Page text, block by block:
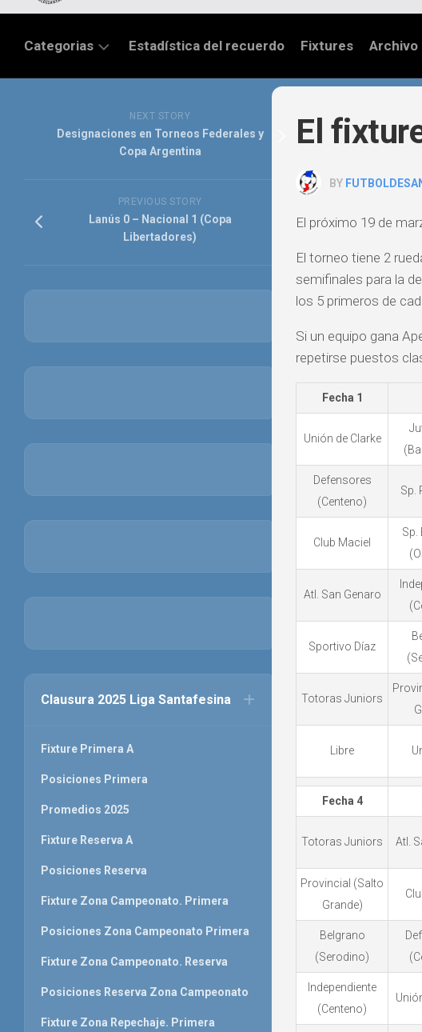
Categorias
PRIMERA
INTERNACIONAL
Estadística del recuerdo Fixtures Archivo
El
BY
El próximo 19 de
El torneo tiene 2
semifinales para la
los 5 primeros de
Si un equipo gana
repetirse puestos
Fecha 1
Unión de Clarke
Defensores
(Centeno)
Sp.
Club Maciel
Sp.
Atl. San Genaro
Sportivo Díaz
Totoras Juniors
Libre
Fecha 4
Totoras Juniors Atl.
Provincial (Salto
Grande)
Belgrano
(Serodino)
Independiente
(Centeno)
NEXT STORY
Designaciones en Torneos Federales y
Copa Argentina
PREVIOUS STORY
Lanús 0 – Nacional 1 (Copa
Libertadores)
Clausura 2025 Liga Santafesina
Fixture Primera A
Posiciones Primera
Promedios 2025
Fixture Reserva A
Posiciones Reserva
Fixture Zona Campeonato. Primera
Posiciones Zona Campeonato Primera
Fixture Zona Campeonato. Reserva
Posiciones Reserva Zona Campeonato
Fixture Zona Repechaje. Primera